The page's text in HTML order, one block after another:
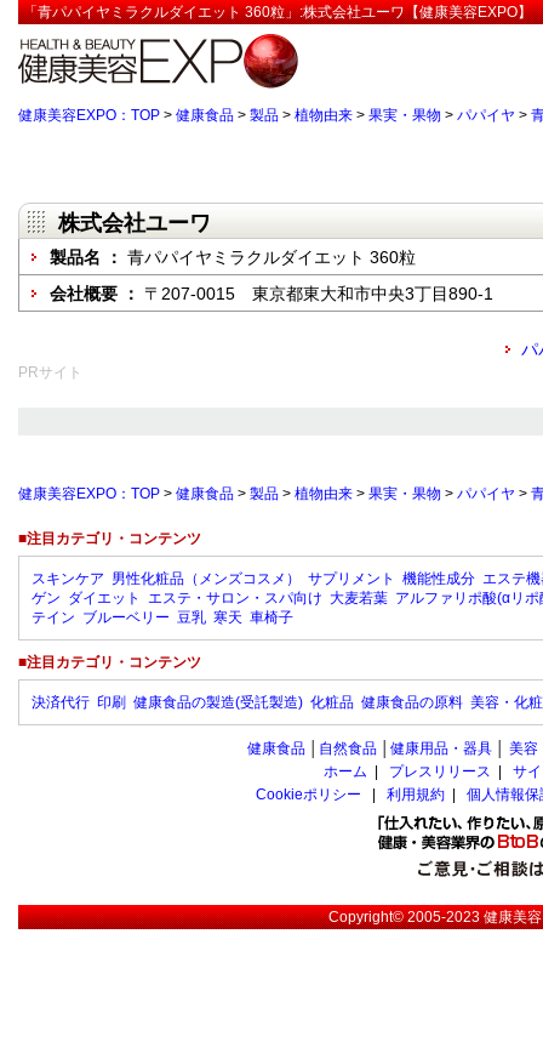
「青パパイヤミラクルダイエット 360粒」:株式会社ユーワ【健康美容EXPO】
健康美容EXPO：TOP > 健康食品 > 製品 > 植物由来 > 果実・果物 > パパイヤ >
株式会社ユーワ
製品名 ： 青パパイヤミラクルダイエット 360粒
会社概要 ： 〒207-0015 東京都東大和市中央3丁目890-1
パ
PRサイト
健康美容EXPO：TOP > 健康食品 > 製品 > 植物由来 > 果実・果物 > パパイヤ >
■注目カテゴリ・コンテンツ
スキンケア 男性化粧品（メンズコスメ） サプリメント 機能性成分 エステ
ゲン ダイエット エステ・サロン・スパ向け 大麦若葉 アルファリポ酸(αリポ
テイン ブルーベリー 豆乳 寒天 車椅子
■注目カテゴリ・コンテンツ
決済代行 印刷 健康食品の製造(受託製造) 化粧品 健康食品の原料 美容・化
健康食品 自然食品 健康用品・器具 美容
ホーム
プレスリリース
サ
Cookieポリシー
利用規約 個人情報
Copyright© 2005-2023健康美